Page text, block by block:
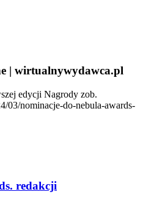
| wirtualnywydawca.pl
edycji Nagrody zob.
03/nominacje-do-nebula-awards-
redakcji